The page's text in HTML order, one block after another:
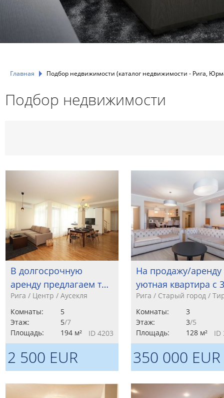
Главная Подбор недвижимости (каталог недвижимости - Рига,
Подбор недвижимости
В долгосрочную
аренду предлагаем т…
Рига / Центр / Аусекля
Комнаты:
5
Этаж:
5/7
Площадь:
194 м² ID 4203
2 500 EUR
На продажу/аренду
уютная квартира с
Рига / Старый город /
Комнаты:
3
Этаж:
3/5
Площадь:
128 м² ID
350 000 EUR